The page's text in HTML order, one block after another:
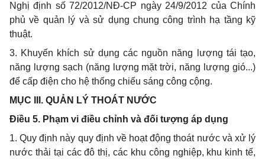
Nghị định số 72/2012/NĐ-CP ngày 24/9/2012 của Chính
phủ về quản lý và sử dụng chung công trình hạ tầng kỹ
thuật.
3. Khuyến khích sử dụng các nguồn năng lượng tái tạo,
năng lượng sạch (năng lượng mặt trời, năng lượng gió...)
để cấp điện cho hệ thống chiếu sáng công cộng.
MỤC III. QUẢN LÝ THOÁT NƯỚC
Điều 5. Phạm vi điều chỉnh và đối tượng áp dụng
1. Quy định này quy định về hoạt động thoát nước và xử lý
nước thải tại các đô thị, các khu công nghiệp, khu kinh tế,